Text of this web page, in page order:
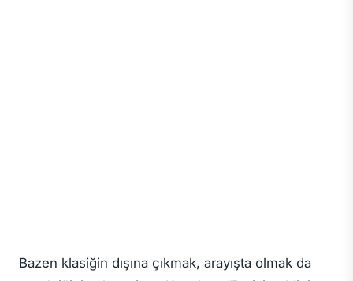
Bazen klasiğin dışına çıkmak, arayışta olmak da